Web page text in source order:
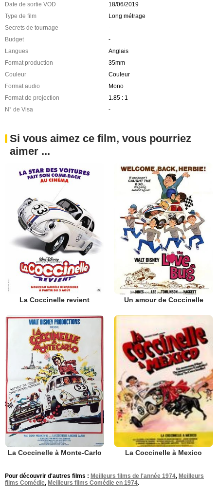
Date de sortie VOD
18/06/2019
Type de film
Long métrage
Secrets de tournage
-
Budget
-
Langues
Anglais
Format production
35mm
Couleur
Couleur
Format audio
Mono
Format de projection
1.85 : 1
N° de Visa
-
Si vous aimez ce film, vous pourriez
aimer ...
La Coccinelle revient Un amour de Coccinelle
La Coccinelle à Monte-Carlo La Coccinelle à Mexico
Pour découvrir d'autres films : Meilleurs films de l'année 1974, Meilleurs
films Comédie, Meilleurs films Comédie en 1974.